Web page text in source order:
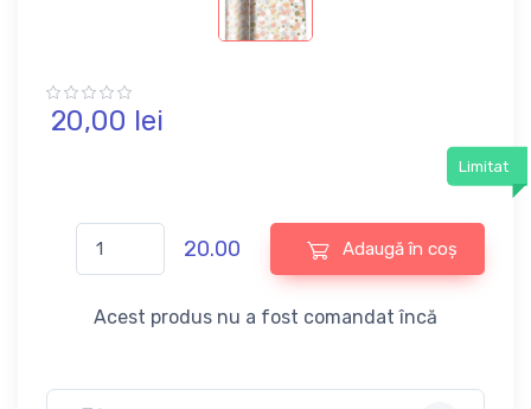
20,00 lei
Limitat
20.00 Adaugă în coș
Acest produs nu a fost comandat încă